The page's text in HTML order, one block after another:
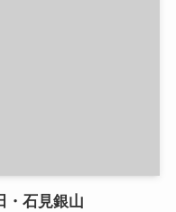
・石見銀山